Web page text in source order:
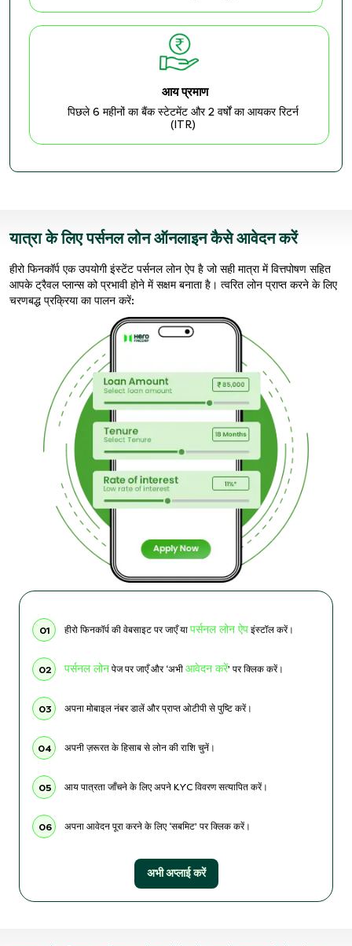
आय प्रमाण
पिछले 6 महीनों का बैंक स्टेटमेंट और 2 वर्षों का आयकर रिटर्न
(ITR)
यात्रा के लिए पर्सनल लोन ऑनलाइन कैसे आवेदन करें
हीरो फिनकॉर्प एक उपयोगी इंस्टेंट पर्सनल लोन ऐप है जो सही मात्रा में वित्तपोषण सहित
आपके ट्रैवल प्‍लान्‍स को प्रभावी होने में सक्षम बनाता है। त्वरित लोन प्राप्त करने के लिए
चरणबद्ध प्रक्रिया का पालन करें:
01 हीरो फिनकॉर्प की वेबसाइट पर जाएँ यापर्सनल लोन ऐप इंस्टॉल करें।
02 पर्सनल लोन पेज पर जाएँ और ‘अभीआवेदन करें’ पर क्लिक करें।
03 अपना मोबाइल नंबर डालें और प्राप्त ओटीपी से पुष्टि करें।
04 अपनी ज़रूरत के हिसाब से लोन की राशि चुनें।
05 आय पात्रता जाँचने के लिए अपने KYC विवरण सत्यापित करें।
06 अपना आवेदन पूरा करने के लिए ‘सबमिट’ पर क्लिक करें।
अभी अप्लाई करें